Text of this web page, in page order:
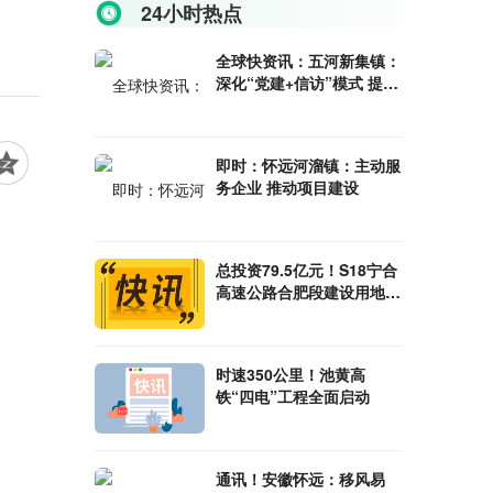
24小时热点
全球快资讯：五河新集镇：
深化“党建+信访”模式 提升
即时：怀远河溜镇：主动服
务企业 推动项目建设
总投资79.5亿元！S18宁合
高速公路合肥段建设用地预
时速350公里！池黄高
铁“四电”工程全面启动
通讯！安徽怀远：移风易